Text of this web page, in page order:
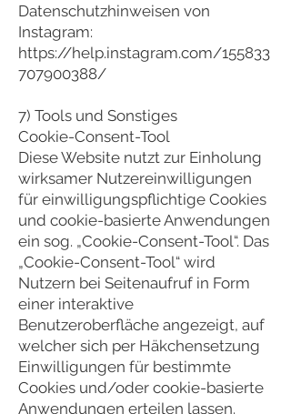
Datenschutzhinweisen von
Instagram:
https://help.instagram.com/155833
707900388/
7) Tools und Sonstiges
Cookie-Consent-Tool
Diese Website nutzt zur Einholung
wirksamer Nutzereinwilligungen
für einwilligungspflichtige Cookies
und cookie-basierte Anwendungen
ein sog. „Cookie-Consent-Tool“. Das
„Cookie-Consent-Tool“ wird
Nutzern bei Seitenaufruf in Form
einer interaktive
Benutzeroberfläche angezeigt, auf
welcher sich per Häkchensetzung
Einwilligungen für bestimmte
Cookies und/oder cookie-basierte
Anwendungen erteilen lassen.